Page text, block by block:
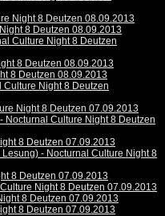
Night 8 Deutzen 08.09.2013
8 Deutzen 08.09.2013
Culture Night 8 Deutzen
8 Deutzen 08.09.2013
8 Deutzen 08.09.2013
Culture Night 8 Deutzen
Night 8 Deutzen 07.09.2013
Nocturnal Culture Night 8 Deutzen
8 Deutzen 07.09.2013
- Nocturnal Culture Night 8
8 Deutzen 07.09.2013
Night 8 Deutzen 07.09.2013
8 Deutzen 07.09.2013
8 Deutzen 07.09.2013